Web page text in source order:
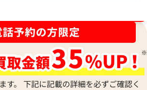
ヤモンド ネックレ
デビアス K18 ダ
ASK
2023年12月10日
す。 下記に記載の詳細を必ずご確認く